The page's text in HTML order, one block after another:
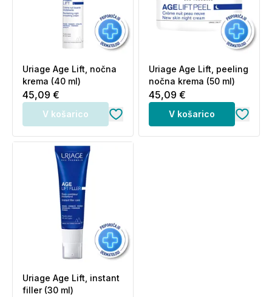
Uriage Age Lift, nočna
krema (40 ml)
45,09 €
V košarico
Uriage Age Lift, peeling
nočna krema (50 ml)
45,09 €
V košarico
Uriage Age Lift, instant
filler (30 ml)